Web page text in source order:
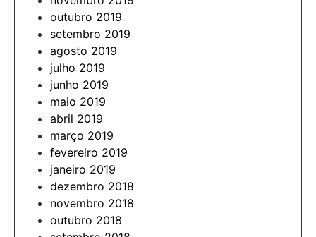
outubro 2019
setembro 2019
agosto 2019
julho 2019
junho 2019
maio 2019
abril 2019
março 2019
fevereiro 2019
janeiro 2019
dezembro 2018
novembro 2018
outubro 2018